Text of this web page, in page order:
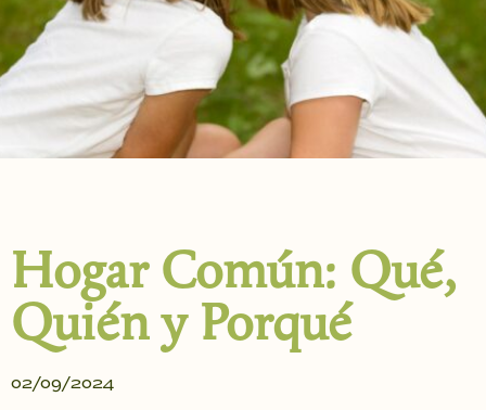
Hogar Común: Qué,
Quién y Porqué
02/09/2024